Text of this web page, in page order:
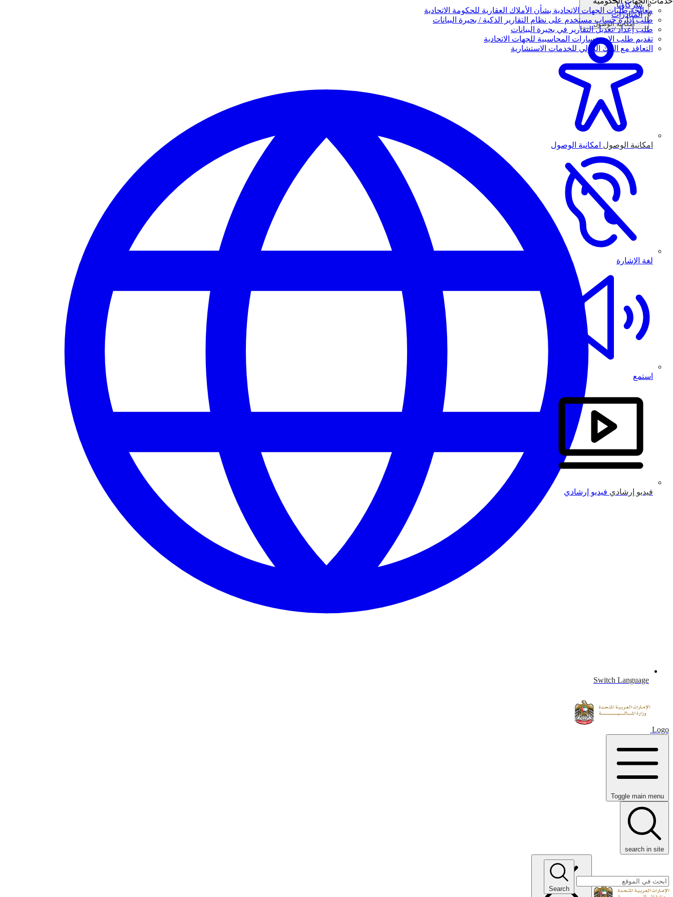
معالجة طلبات الجهات الاتحادية بشأن الأملاك العقارية للحكومة الاتحادية
طلب إدارة حساب مستخدم على نظام التقارير الذكية / بحيرة البيانات
طلب إعداد /تعديل التقارير في بحيرة البيانات
تقديم طلب الاستفسارات المحاسبية للجهات الاتحادية
التعاقد مع البنك الدولي للخدمات الاستشارية
شركاؤنا
المبادرات
امكانية الوصول
امكانية الوصول امكانية الوصول
لغة الإشارة
استمع
فيديو إرشادي فيديو إرشادي
Switch Language
Logo
Toggle main menu
search in site
Search